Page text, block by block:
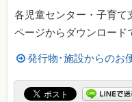
各児童センター・子育て
ページからダウンロード
発行物･施設からのお